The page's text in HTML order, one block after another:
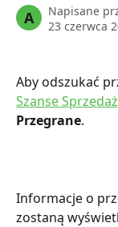
A Napisane
23 czerwca
Aby odszukać
Szanse
Przegrane.
Informacje o
zostaną